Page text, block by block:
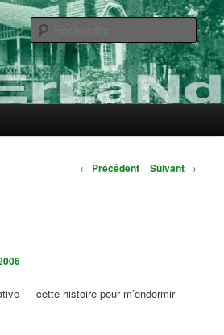
Navigation
← Précédent Suivant →
— cette histoire pour m’endormir —